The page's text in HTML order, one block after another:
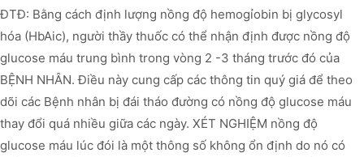
ĐTĐ: Bằng cách định lượng nồng độ hemogỉobin bị glycosyl
hóa (HbAic), người thầy thuốc có thể nhận định được nồng độ
glucose máu trung bình trong vòng 2 -3 tháng trước đó của
BỆNH NHÂN. Điều này cung cấp các thông tin quý giá để theo
dõi các Bệnh nhân bị đái tháo đường có nồng độ glucose máu
thay đổi quá nhiều giữa các ngày. XÉT NGHIỆM nồng độ
glucose máu lúc đói là một thông số không ổn định do nó có